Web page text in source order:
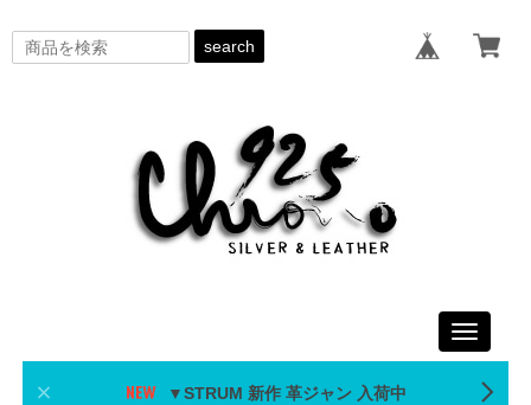
search
Toggle
▼STRUM 新作 革ジャン 入荷中